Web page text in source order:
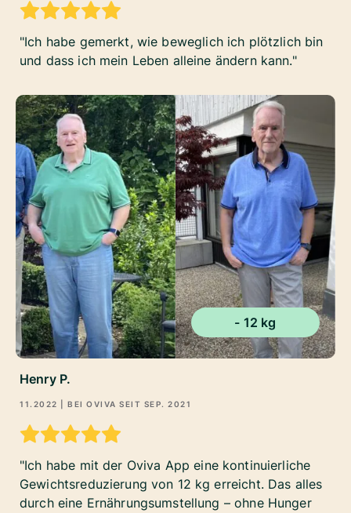
Ich habe gemerkt, wie beweglich ich plötzlich bin
und dass ich mein Leben alleine ändern kann.
- 12 kg
Henry P.
11.2022 | BEI OVIVA SEIT SEP. 2021
Ich habe mit der Oviva App eine kontinuierliche
Gewichtsreduzierung von 12 kg erreicht. Das alles
durch eine Ernährungsumstellung – ohne Hunger